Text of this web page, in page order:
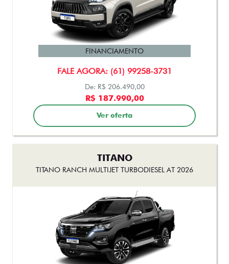
FALE AGORA: (61) 99258-3731
FINANCIAMENTO
De: R$ 206.490,00
R$ 187.990,00
Ver oferta
TITANO
TITANO RANCH MULTIJET TURBODIESEL AT 2026